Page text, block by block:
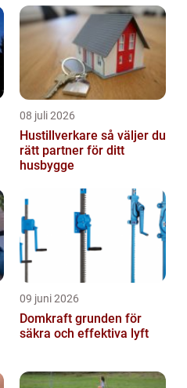
08 juli 2026
Hustillverkare så väljer du
rätt partner för ditt
husbygge
09 juni 2026
Domkraft grunden för
säkra och effektiva lyft